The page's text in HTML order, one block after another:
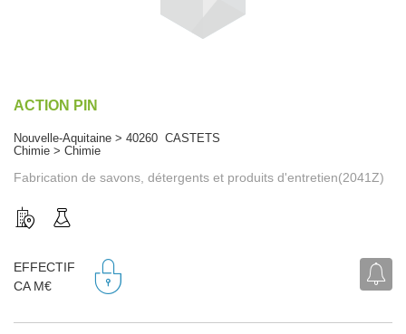
ACTION PIN
Nouvelle-Aquitaine > 40260 CASTETS
Chimie > Chimie
Fabrication de savons, détergents et produits d'entretien(2041Z)
EFFECTIF
CA M€